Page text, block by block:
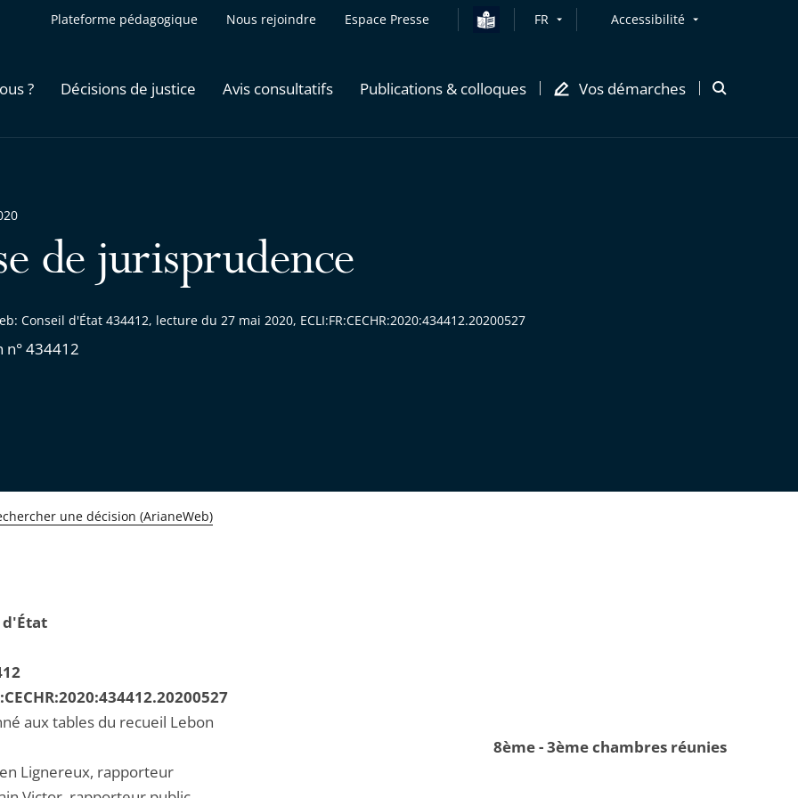
Plateforme pédagogique Nous rejoindre Espace Presse FR Accessibilité
? Décisions de justice Avis consultatifs Publications & colloques Vos démarches
Ouvrir
de jurisprudence
Conseil d'État 434412, lecture du 27 mai 2020, ECLI:FR:CECHR:2020:434412.20200527
n° 434412
une décision (ArianeWeb)
d'État
aux tables du recueil Lebon
8ème - 3ème chambres réunies
Lignereux, rapporteur